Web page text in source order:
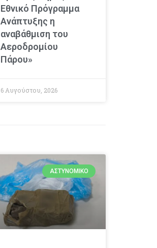
Εθνικό Πρόγραμμα
Ανάπτυξης η
αναβάθμιση του
Αεροδρομίου
Πάρου»
6 Αυγούστου, 2026
ΑΣΤΥΝΟΜΙΚΌ